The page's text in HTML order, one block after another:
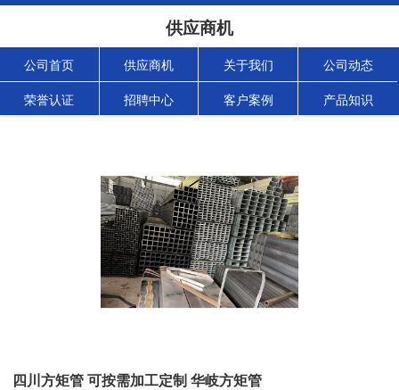
供应商机
公司首页 供应商机 关于我们 公司动态
荣誉认证 招聘中心 客户案例 产品知识
四川方矩管 可按需加工定制 华岐方矩管